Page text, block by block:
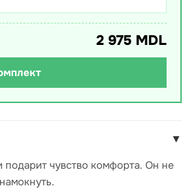
2 975 MDL
▼
чувство комфорта. Он не